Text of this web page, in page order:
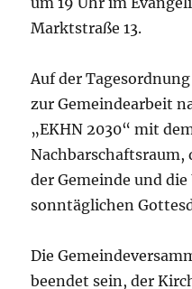
Marktstraße 13.
Auf der
zur Gemeindearbeit
„EKHN 2030“ mit
der Gemeinde und
sonntäglichen
Die
beendet sein, der